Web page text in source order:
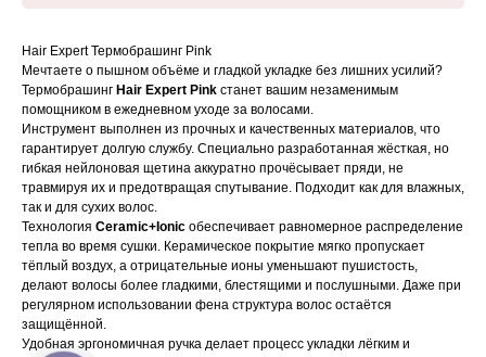
Hair Expert Термобрашинг Pink
Мечтаете о пышном объёме и гладкой укладке без лишних усилий?
Термобрашинг Hair Expert Pink станет вашим незаменимым
помощником в ежедневном уходе за волосами.
Инструмент выполнен из прочных и качественных материалов, что
гарантирует долгую службу. Специально разработанная жёсткая, но
гибкая нейлоновая щетина аккуратно прочёсывает пряди, не
травмируя их и предотвращая спутывание. Подходит как для влажных,
так и для сухих волос.
Технология Ceramic+Ionic обеспечивает равномерное распределение
тепла во время сушки. Керамическое покрытие мягко пропускает
тёплый воздух, а отрицательные ионы уменьшают пушистость,
делают волосы более гладкими, блестящими и послушными. Даже при
регулярном использовании фена структура волос остаётся
защищённой.
Удобная эргономичная ручка делает процесс укладки лёгким и